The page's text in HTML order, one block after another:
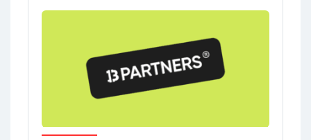
раз в неделю.